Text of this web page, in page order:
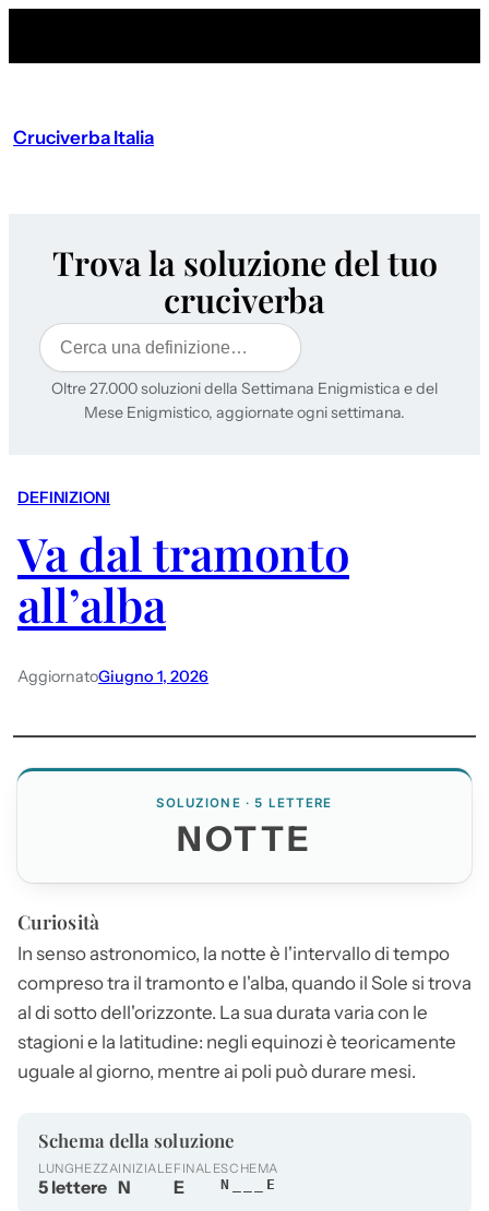
Cruciverba Italia
Trova la soluzione del tuo
cruciverba
Cerca
Oltre 27.000 soluzioni della Settimana Enigmistica e del
Mese Enigmistico, aggiornate ogni settimana.
DEFINIZIONI
Va dal tramonto
all’alba
AggiornatoGiugno 1, 2026
SOLUZIONE · 5 LETTERE
NOTTE
Curiosità
In senso astronomico, la notte è l'intervallo di tempo
compreso tra il tramonto e l'alba, quando il Sole si trova
al di sotto dell'orizzonte. La sua durata varia con le
stagioni e la latitudine: negli equinozi è teoricamente
uguale al giorno, mentre ai poli può durare mesi.
Schema della soluzione
LUNGHEZZA
5 lettere
INIZIALE
N
FINALE
E
SCHEMA
N___E